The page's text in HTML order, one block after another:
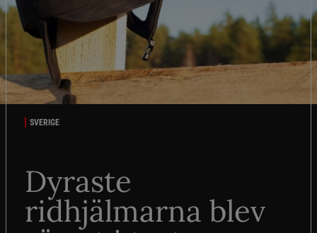
SVERIGE
Dyraste
ridhjälmarna blev